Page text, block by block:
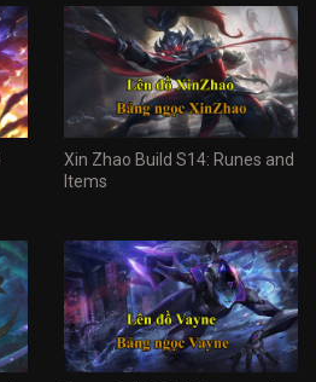
Xin Zhao Build S14: Runes and
Items